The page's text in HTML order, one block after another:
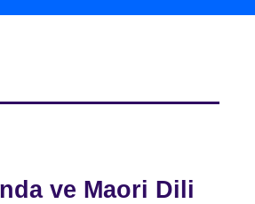
ve Maori Dili